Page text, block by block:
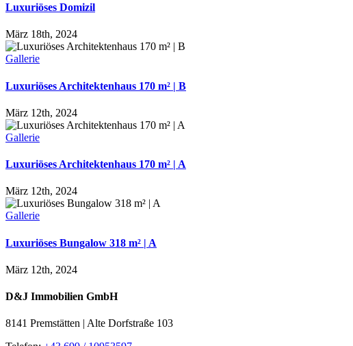
Luxuriöses Domizil
März 18th, 2024
Gallerie
Luxuriöses Architektenhaus 170 m² | B
März 12th, 2024
Gallerie
Luxuriöses Architektenhaus 170 m² | A
März 12th, 2024
Gallerie
Luxuriöses Bungalow 318 m² | A
März 12th, 2024
D&J Immobilien GmbH
8141 Premstätten | Alte Dorfstraße 103